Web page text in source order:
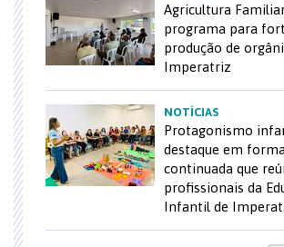
Agricultura
programa para
produção de
Imperatriz
NOTÍCIAS
Protagonismo
destaque em
continuada que
profissionais da
Infantil de